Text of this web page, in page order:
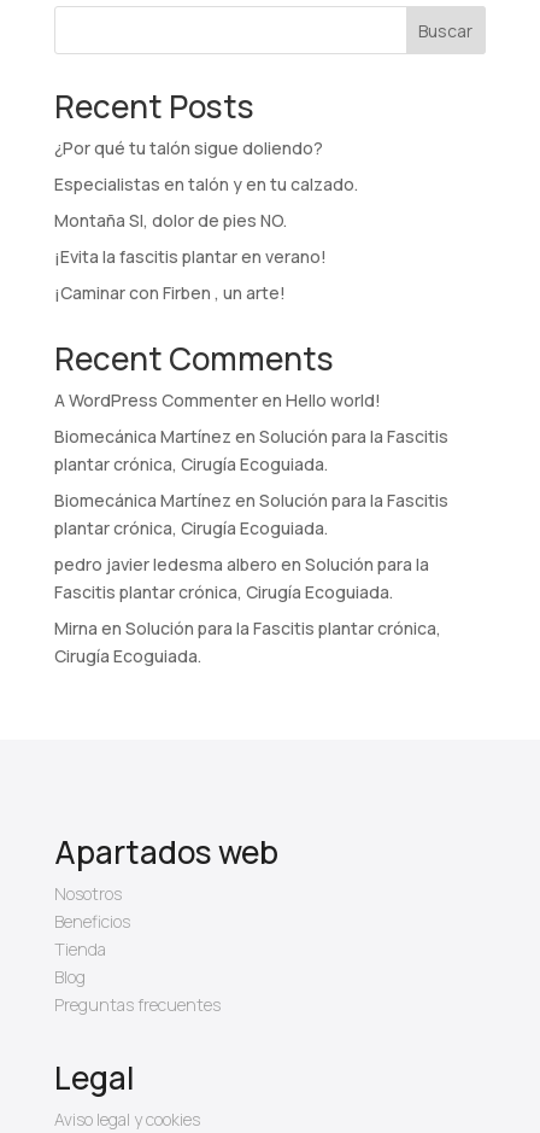
Buscar
Recent Posts
¿Por qué tu talón sigue doliendo?
Especialistas en talón y en tu calzado.
Montaña SI, dolor de pies NO.
¡Evita la fascitis plantar en verano!
¡Caminar con Firben , un arte!
Recent Comments
A WordPress Commenteren Hello world!
Biomecánica Martínez en Solución para la Fascitis
plantar crónica, Cirugía Ecoguiada.
Biomecánica Martínez en Solución para la Fascitis
plantar crónica, Cirugía Ecoguiada.
pedro javier ledesma albero en Solución para la
Fascitis plantar crónica, Cirugía Ecoguiada.
Mirna en Solución para la Fascitis plantar crónica,
Cirugía Ecoguiada.
Apartados web
Nosotros
Beneficios
Tienda
Blog
Preguntas frecuentes
Legal
Aviso legal y cookies